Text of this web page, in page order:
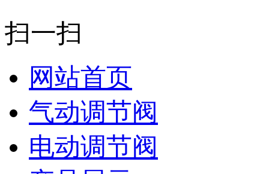
扫一扫
网站首页
气动调节阀
电动调节阀